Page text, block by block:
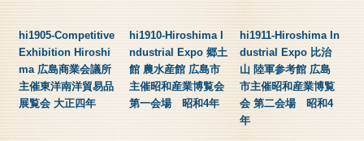
hi1905-Competitive
Exhibition Hiroshi
ma 広島商業会議所
主催東洋南洋貿易品
展覧会 大正四年
hi1910-Hiroshima I
ndustrial Expo 郷土
館 農水産館 広島市
主催昭和産業博覧会
第一会場 昭和4年
hi1911-Hiroshima In
dustrial Expo 比治
山 陸軍参考館 広島
市主催昭和産業博覧
会 第二会場 昭和4
年